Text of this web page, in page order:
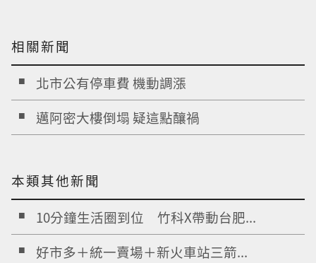
相關新聞
北市公有停車費 機動調漲
邁阿密大樓倒塌 疑這點釀禍
本類其他新聞
10分鐘生活圈到位 竹科X帶動台肥...
好市多＋統一賣場＋新火車站三箭...